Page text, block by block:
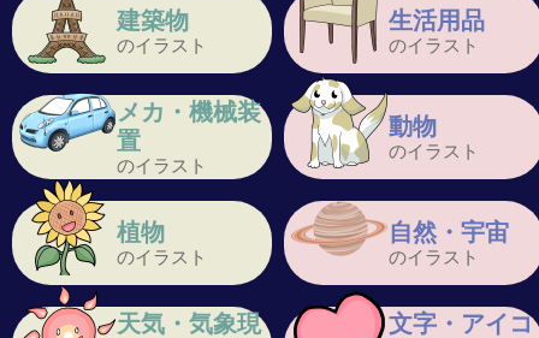
建築物
のイラスト
生活用品
のイラスト
メカ・機械装
置
のイラスト
動物
のイラスト
植物
のイラスト
自然・宇宙
のイラスト
天気・気象現
文字・アイコ